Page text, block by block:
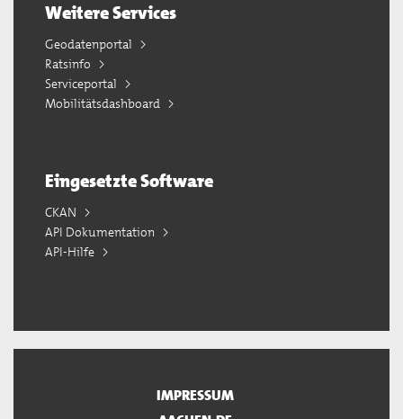
Weitere Services
Geodatenportal
Ratsinfo
Serviceportal
Mobilitätsdashboard
Eingesetzte Software
CKAN
API Dokumentation
API-Hilfe
IMPRESSUM